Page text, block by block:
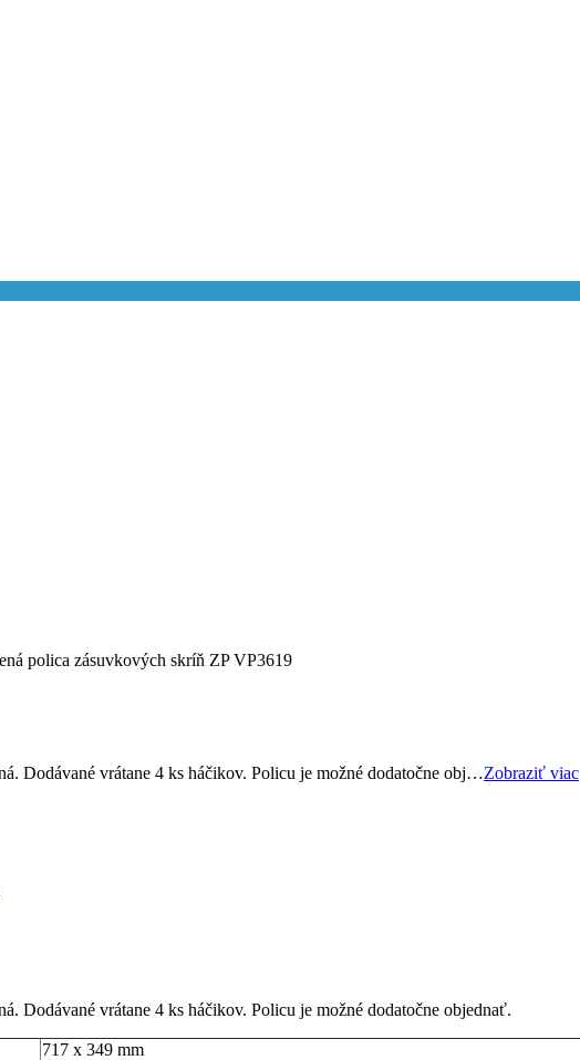
polica zásuvkových skríň ZP VP3619
Dodávané vrátane 4 ks háčikov. Policu je možné dodatočne obj…Zobraziť viac
Dodávané vrátane 4 ks háčikov. Policu je možné dodatočne objednať.
717 x 349 mm